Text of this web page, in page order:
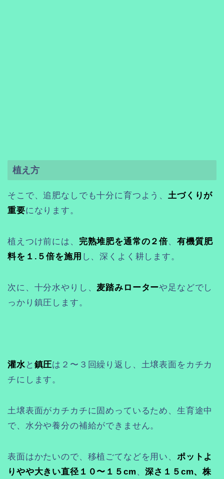
植え方
そこで、追肥なしでも十分に育つよう、 土づくりが
重要になります。
植えつけ前には、 完熟堆肥を通常の２倍、 有機質肥
料を１.５倍を施用 し、深くよく耕します。
次に、十分水やりし、 麦踏みローターや足などでし
っかり鎮圧します。
灌水 と 鎮圧は２〜３回繰り返し、土壌表面をカチカ
チにします。
土壌表面がカチカチに固めっているため、生育途中
で、水分や養分の補給ができません。
表面はかたいので、移植ごてなどを用い、 ポットよ
りやや大きい直径１０〜１５cm 、深さ１５cm、株